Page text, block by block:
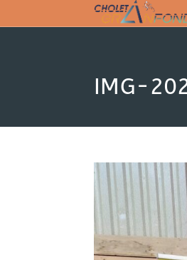
to
IMG-